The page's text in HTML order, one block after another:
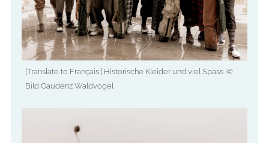
[Translate to Français:] Historische Kleider und viel Spass. ©
Bild Gaudenz Waldvogel